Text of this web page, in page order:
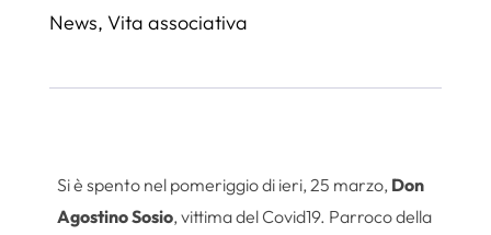
News, Vita associativa
Si è spento nel pomeriggio di ieri, 25 marzo, Don
Agostino Sosio, vittima del Covid19. Parroco della